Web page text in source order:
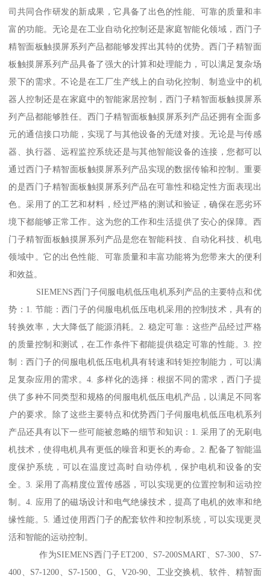
司共同合作研发的新成果，它具备了出色的性能、可靠的质量和丰
富的功能。无论是在工业自动化控制还是家庭智能化领域，西门子
精智面板触摸屏系列产品都能够发挥出其特的优势。西门子精智面
板触摸屏系列产品具备了强大的计算和处理能力，可以满足复杂场
景下的需求。不论是在工厂生产线上的自动化控制、制造业中的机
器人控制还是在家庭中的智能家居控制，西门子精智面板触摸屏系
列产品都能够胜任。西门子精智面板触摸屏系列产品还拥有全面多
元的通信接口功能，实现了与其他设备的无缝对接。无论是与传感
器、执行器、远程监控系统还是与其他智能设备的连接，您都可以
通过西门子精智面板触摸屏系列产品实现的数据传输和控制。重要
的是西门子精智面板触摸屏系列产品在可靠性和稳定性方面表现出
色。采用了的工艺和材料，经过严格的测试和验证，确保在恶劣环
境下都能够正常工作。这为您的工作和生活提供了安心的保障。西
门子精智面板触摸屏系列产品是您在智能科技、自动化科技、机电
领域中。它的出色性能、可靠质量和丰富功能将为您带来大的便利
和效益。
SIEMENS西门子伺服电机低压电机系列产品的主要特点和优
势：1. 节能：西门子的伺服电机低压电机采用的控制技术，具有的
转换效率，大大降低了能源消耗。2. 稳定可靠：这些产品经过严格
的质量控制和测试，在工作条件下都能提供稳定可靠的性能。3. 控
制：西门子的伺服电机低压电机具有转速和转矩控制能力，可以满
足复杂应用的需求。4. 多样化的选择：根据不同的需求，西门子提
供了多种不同类型和规格的伺服电机低压电机产品，以满足不同客
户的要求。除了这些主要特点和优势西门子伺服电机低压电机系列
产品还具有以下一些可能被忽略的细节和知识：1. 采用了的无刷电
机技术，使得电机具有更低的噪音和更长的寿命。2. 配备了智能温
度保护系统，可以在温度过高时自动停机，保护电机和设备的安
全。3. 采用了高精度位置传感器，可以实现更的位置控制和运动控
制。4. 应用了的磁场设计和电气绝缘技术，提髙了电机的效率和绝
缘性能。5. 通过使用西门子的配套软件和控制系统，可以实现更灵
活和智能的运动控制。
作为SIEMENS西门子ET200、S7-200SMART、S7-300、S7-
400、S7-1200、S7-1500、G、V20-90、工业交换机、软件、精智面